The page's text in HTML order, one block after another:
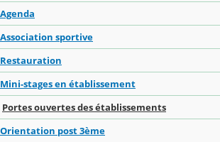
Agenda
Association sportive
Restauration
Mini-stages en établissement
Portes ouvertes des établissements
Orientation post 3ème